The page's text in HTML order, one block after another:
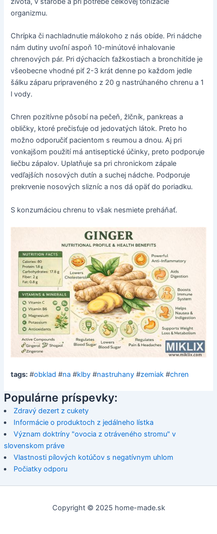
organizmu.
Chrípka či nachladnutie málokoho z nás obíde. Pri nádche
nám dutiny uvoľní aspoň 10-minútové inhalovanie
chrenových pár. Pri dýchacích ťažkostiach a bronchitíde je
všeobecne vhodné piť 2-3 krát denne po každom jedle
šálku záparu pripraveného z 20 g nastrúhaného chrenu a 1
l vody.
Chren pozitívne pôsobí na pečeň, žlčník, pankreas a
obličky, ktoré prečisťuje od jedovatých látok. Preto ho
možno odporučiť pacientom s reumou a dnou. Aj pri
vonkajšom použití má antiseptické účinky, preto podporuje
liečbu zápalov. Uplatňuje sa pri chronickom zápale
vedľajších nosových dutín a suchej nádche. Podporuje
prekrvenie nosových slizníc a nos dá opäť do poriadku.
S konzumáciou chrenu to však nesmiete preháňať.
tags: #obklad #na #klby #nastruhany #zemiak #chren
Populárne príspevky:
Zdravý dezert z cukety
Informácie o produktoch z jedálneho lístka
Význam doktríny "ovocia z otráveného stromu" v
slovenskom práve
Vlastnosti pílových kotúčov s negatívnym uhlom
Počiatky odporu
Copyright © 2025 home-made.sk